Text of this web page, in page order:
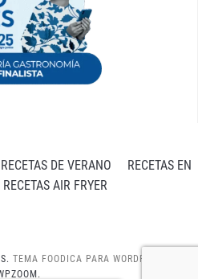
RECETAS DE VERANO
RECETAS EN
RECETAS AIR FRYER
TEMA FOODICA PARA WORDPRESS POR